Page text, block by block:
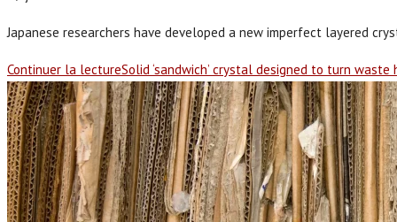
Japanese researchers have developed a new imperfect layered
Continuer la lectureSolid ‘sandwich’ crystal designed to turn